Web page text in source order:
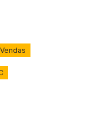
Vendas